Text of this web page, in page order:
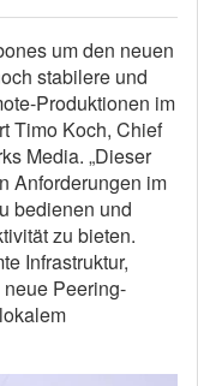
um den neuen
stabilere und
Produktionen im
Timo Koch, Chief
Media. „Dieser
Anforderungen im
bedienen und
zu bieten.
Infrastruktur,
Peering-